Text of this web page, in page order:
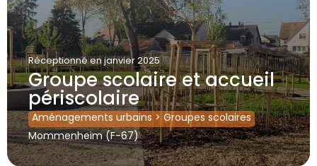
Réceptionnéen janvier 2025
Groupe scolaire et accueil
périscolaire
Aménagements urbains > Groupes scolaires
Mommenheim (F-67)